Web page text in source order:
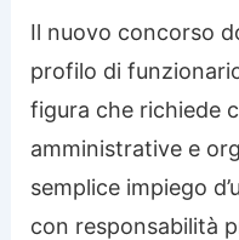
Il nuovo concorso
profilo di
figura che richiede
amministrative e
semplice impiego
con responsabilità